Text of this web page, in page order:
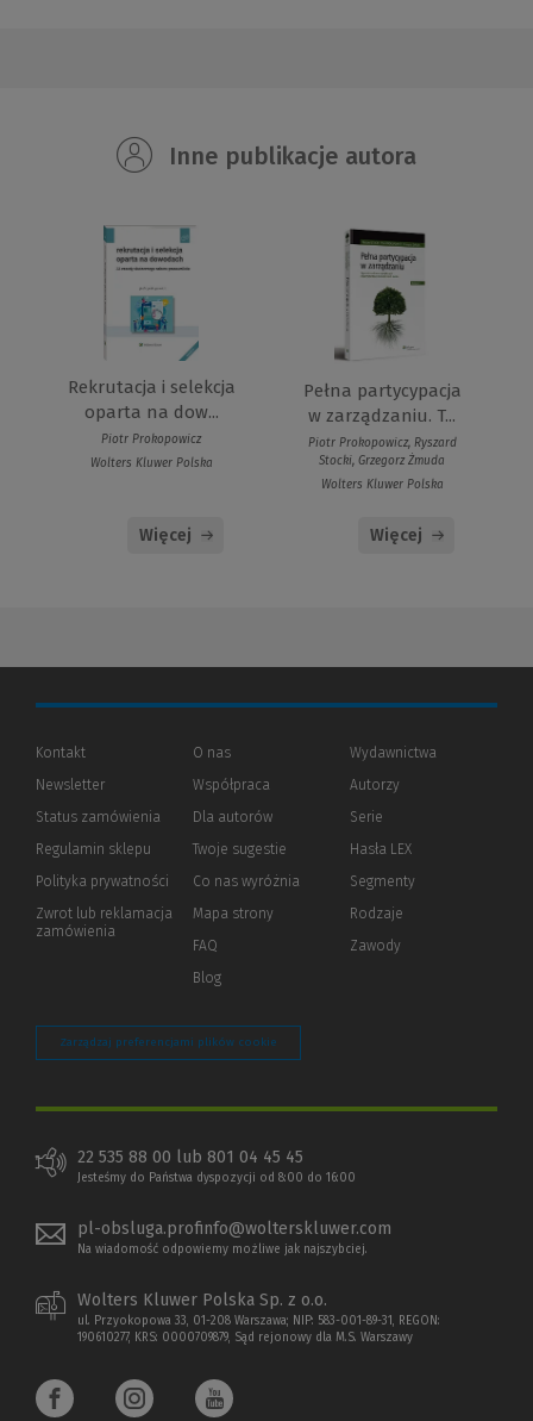
Inne publikacje autora
Rekrutacja i selekcja
oparta na dow...
Piotr Prokopowicz
Wolters Kluwer Polska
Więcej
Pełna partycypacja
w zarządzaniu. T...
Piotr Prokopowicz, Ryszard
Stocki, Grzegorz Żmuda
Wolters Kluwer Polska
Więcej
Kontakt
Newsletter
Status zamówienia
Regulamin sklepu
Polityka prywatności (Nowe
(Link
innej
Zwrot lub reklamacja
zamówienia
O nas
Współpraca
Dla autorów(Nowe
(Link
innej
strony)
Twoje sugestie
Co nas wyróżnia
Mapa strony
FAQ
Blog
Wydawnictwa
Autorzy
Serie
Hasła LEX
Segmenty
Rodzaje
Zawody
Zarządzaj preferencjami plików cookie
22 535 88 00 lub 801 04 45 45
Jesteśmy do Państwa dyspozycji od 8:00 do 16:00
pl-obsluga.profinfo@wolterskluwer.com
Na wiadomość odpowiemy możliwe jak najszybciej.
Wolters Kluwer Polska Sp. z o.o.
ul. Przyokopowa 33, 01-208 Warszawa; NIP: 583-001-89-31, REGON:
190610277, KRS: 0000709879, Sąd rejonowy dla M.S. Warszawy